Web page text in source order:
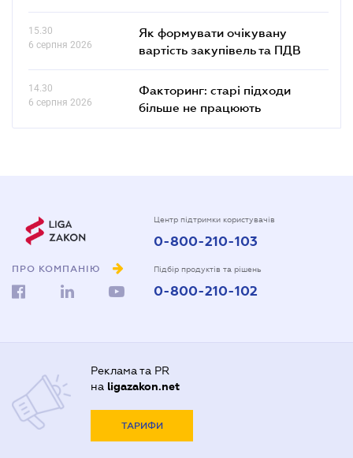
15.30
6 серпня 2026
Як формувати очікувану
вартість закупівель та ПДВ
14.30
6 серпня 2026
Факторинг: старі підходи
більше не працюють
ПРО КОМПАНІЮ
Центр підтримки користувачів
0-800-210-103
Підбір продуктів та рішень
0-800-210-102
Реклама та PR
на ligazakon.net
ТАРИФИ